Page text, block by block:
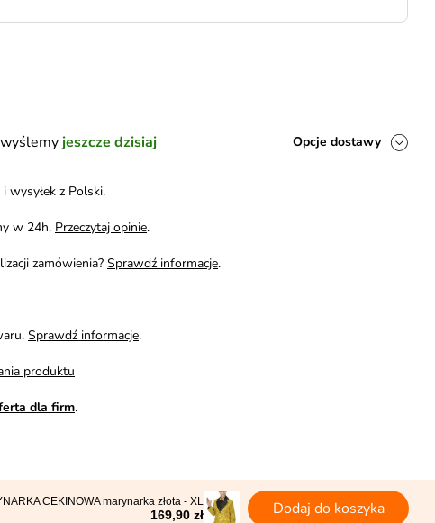
jeszcze dzisiaj Opcje dostawy
wysyłek z Polski.
w 24h. Przeczytaj opinie.
zamówienia? Sprawdź informacje.
Sprawdź informacje.
produktu
dla firm.
CEKINOWA marynarka złota - XL
169,90 zł Dodaj do koszyka